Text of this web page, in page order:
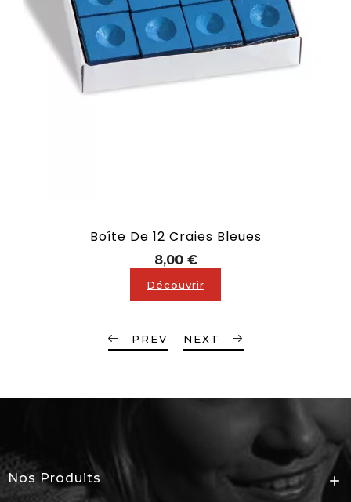
Boîte De 12 Craies Bleues
8,00 €Prix
Découvrir
PREV NEXT
Nos Produits 